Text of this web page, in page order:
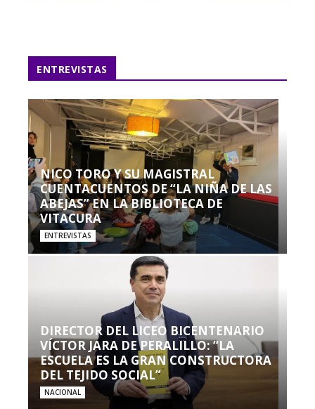
ENTREVISTAS
NICO TORO Y SU MAGISTRAL
CUENTACUENTOS DE “LA NIÑA DE LAS
ABEJAS” EN LA BIBLIOTECA DE
VITACURA
ENTREVISTAS
DIRECTOR DEL LICEO BICENTENARIO
VÍCTOR JARA DE PERALILLO: “LA
ESCUELA ES LA GRAN CONSTRUCTORA
DEL TEJIDO SOCIAL”
NACIONAL